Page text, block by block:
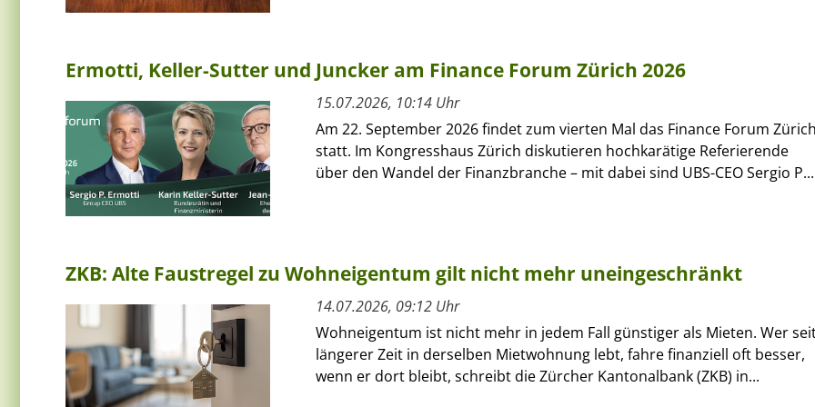
Ermotti, Keller-Sutter und Juncker am Finance Forum Zürich 2026
15.07.2026, 10:14 Uhr
Am 22. September 2026 findet zum vierten Mal das Finance Forum Zürich
statt. Im Kongresshaus Zürich diskutieren hochkarätige Referierende
über den Wandel der Finanzbranche – mit dabei sind UBS-CEO Sergio
ZKB: Alte Faustregel zu Wohneigentum gilt nicht mehr uneingeschränkt
14.07.2026, 09:12 Uhr
Wohneigentum ist nicht mehr in jedem Fall günstiger als Mieten. Wer
längerer Zeit in derselben Mietwohnung lebt, fahre finanziell oft besser,
wenn er dort bleibt, schreibt die Zürcher Kantonalbank (ZKB) in...